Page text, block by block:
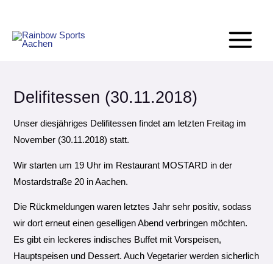
springen
Menu
Delifitessen (30.11.2018)
Unser diesjähriges Delifitessen findet am letzten Freitag im
November (30.11.2018) statt.
Wir starten um 19 Uhr im Restaurant MOSTARD in der
Mostardstraße 20 in Aachen.
Die Rückmeldungen waren letztes Jahr sehr positiv, sodass
wir dort erneut einen geselligen Abend verbringen möchten.
Es gibt ein leckeres indisches Buffet mit Vorspeisen,
Hauptspeisen und Dessert. Auch Vegetarier werden sicherlich